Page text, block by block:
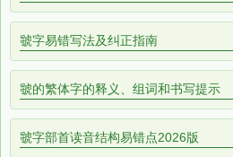
虢字易错写法及纠正指南
虢的繁体字的释义、组词和书写提示
虢字部首读音结构易错点2026版